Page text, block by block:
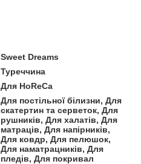
Sweet Dreams
Туреччина
Для HoReCa
Для постільної білизни, Для
скатертин та серветок, Для
рушників, Для халатів, Для
матраців, Для напірників,
Для ковдр, Для пелюшок,
Для наматрацників, Для
пледів, Для покривал